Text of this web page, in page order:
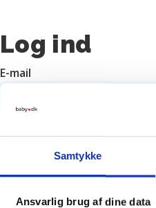
Samtykke
Ansvarlig brug af dine data
Log ind
E-mail